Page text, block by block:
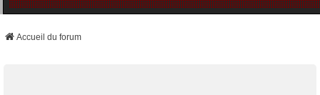
Accueil du forum